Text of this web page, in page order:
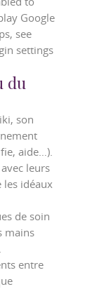
Google
see
settings
du
son
aide…).
leurs
les idéaux
de soin
mains
entre